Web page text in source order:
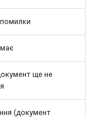
ще не
(документ